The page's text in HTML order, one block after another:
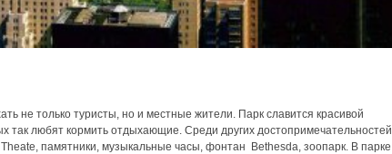
не только туристы, но и местные жители. Парк славится красивой
так любят кормить отдыхающие. Среди других достопримечательностей
памятники, музыкальные часы, фонтан Bethesda, зоопарк. В парке